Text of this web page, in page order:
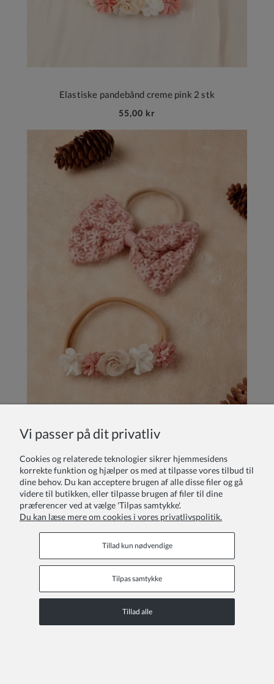
Elastiske pandebånd creme pink 2 stk
55,00 kr
55,00 kr
Vi passer på dit privatliv
Cookies og relaterede teknologier sikrer hjemmesidens
korrekte funktion og hjælper os med at tilpasse vores tilbud til
dine behov. Du kan acceptere brugen af alle disse filer og gå
videre til butikken, eller tilpasse brugen af filer til dine
præferencer ved at vælge 'Tilpas samtykke'.
Du kan læse mere om cookies i vores privatlivspolitik.
Tillad kun nødvendige
Tilpas samtykke
Tillad alle